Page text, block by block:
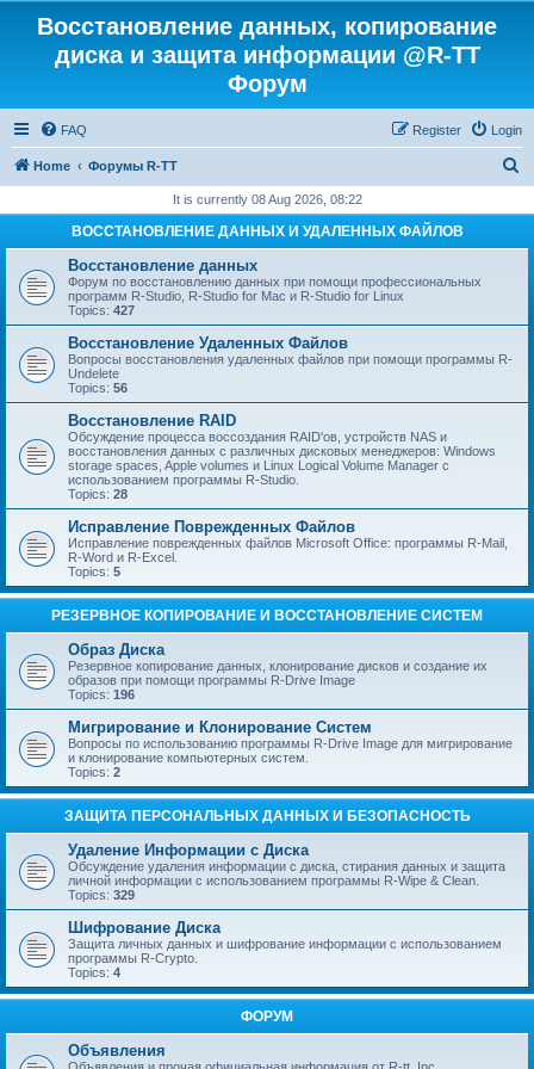
Восстановление данных, копирование
диска и защита информации @R-TT
Форум
FAQ Login
Register
Home Форумы R-TT
r
It is currently 08 Aug 2026, 08:22
ВОССТАНОВЛЕНИЕ ДАННЫХ И УДАЛЕННЫХ ФАЙЛОВ
Восстановление данных
Форум по восстановлению данных при помощи профессиональных
программ R-Studio, R-Studio for Mac и R-Studio for Linux
Topics: 427
Восстановление Удаленных Файлов
Вопросы восстановления удаленных файлов при помощи программы R-
Undelete
Topics: 56
Восстановление RAID
Обсуждение процесса воссоздания RAID'ов, устройств NAS и
восстановления данных с различных дисковых менеджеров: Windows
storage spaces, Apple volumes и Linux Logical Volume Manager с
использованием программы R-Studio.
Topics: 28
Исправление Поврежденных Файлов
Исправление поврежденных файлов Microsoft Office: программы R-Mail,
R-Word и R-Excel.
Topics: 5
РЕЗЕРВНОЕ КОПИРОВАНИЕ И ВОССТАНОВЛЕНИЕ СИСТЕМ
Образ Диска
Резервное копирование данных, клонирование дисков и создание их
образов при помощи программы R-Drive Image
Topics: 196
Мигрирование и Клонирование Систем
Вопросы по использованию программы R-Drive Image для мигрирование
и клонирование компьютерных систем.
Topics: 2
ЗАЩИТА ПЕРСОНАЛЬНЫХ ДАННЫХ И БЕЗОПАСНОСТЬ
Удаление Информации с Диска
Обсуждение удаления информации с диска, стирания данных и защита
личной информации с использованием программы R-Wipe & Clean.
Topics: 329
Шифрование Диска
Защита личных данных и шифрование информации с использованием
программы R-Crypto.
Topics: 4
ФОРУМ
Объявления